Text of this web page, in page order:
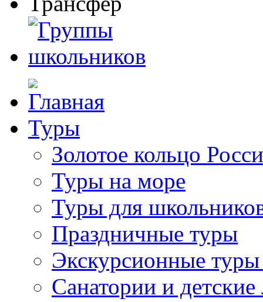
Туры
Золотое кольцо
Туры на море
Туры для
Праздничные туры
Экскурсионные
Санатории и детские